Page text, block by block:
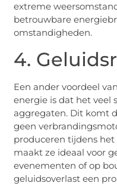
extreme
betrouwbare
omstandigheden.
4.
Een ander voordeel
energie is dat het veel
aggregaten. Dit komt
geen
produceren tijdens
maakt ze ideaal voor
evenementen of op
geluidsoverlast een